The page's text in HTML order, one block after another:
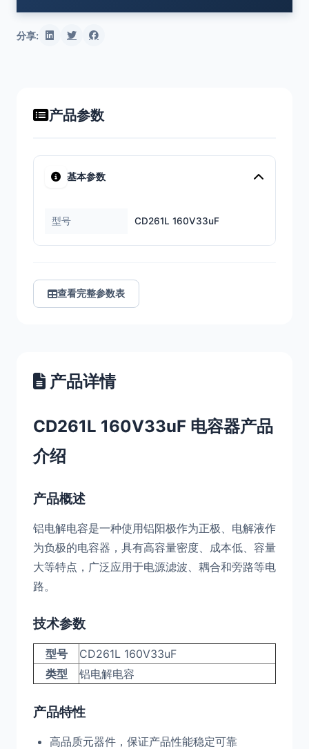
分享:
产品参数
基本参数
型号 CD261L 160V33uF
查看完整参数表
产品详情
CD261L 160V33uF 电容器产品
介绍
产品概述
铝电解电容是一种使用铝阳极作为正极、电解液作
为负极的电容器，具有高容量密度、成本低、容量
大等特点，广泛应用于电源滤波、耦合和旁路等电
路。
技术参数
型号
CD261L 160V33uF
类型
铝电解电容
产品特性
高品质元器件，保证产品性能稳定可靠